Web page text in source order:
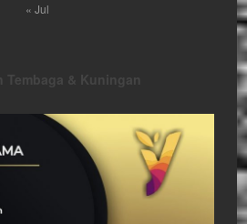
« Jul
Tembaga & Kuningan